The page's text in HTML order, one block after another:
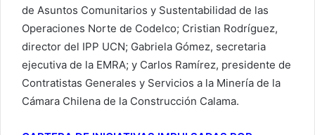
de Asuntos Comunitarios y Sustentabilidad de las
Operaciones Norte de Codelco; Cristian Rodríguez,
director del IPP UCN; Gabriela Gómez, secretaria
ejecutiva de la EMRA; y Carlos Ramírez, presidente de
Contratistas Generales y Servicios a la Minería de la
Cámara Chilena de la Construcción Calama.